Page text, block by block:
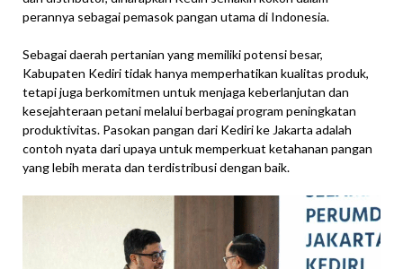
perannya sebagai pemasok pangan utama di Indonesia.
Sebagai daerah pertanian yang memiliki potensi besar,
Kabupaten Kediri tidak hanya memperhatikan kualitas produk,
tetapi juga berkomitmen untuk menjaga keberlanjutan dan
kesejahteraan petani melalui berbagai program peningkatan
produktivitas. Pasokan pangan dari Kediri ke Jakarta adalah
contoh nyata dari upaya untuk memperkuat ketahanan pangan
yang lebih merata dan terdistribusi dengan baik.